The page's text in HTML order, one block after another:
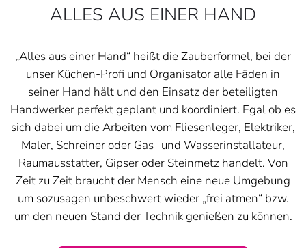
ALLES AUS EINER HAND
„Alles aus einer Hand“ heißt die Zauberformel, bei der
unser Küchen-Profi und Organisator alle Fäden in
seiner Hand hält und den Einsatz der beteiligten
Handwerker perfekt geplant und koordiniert. Egal ob es
sich dabei um die Arbeiten vom Fliesenleger, Elektriker,
Maler, Schreiner oder Gas- und Wasserinstallateur,
Raumausstatter, Gipser oder Steinmetz handelt. Von
Zeit zu Zeit braucht der Mensch eine neue Umgebung
um sozusagen unbeschwert wieder „frei atmen“ bzw.
um den neuen Stand der Technik genießen zu können.